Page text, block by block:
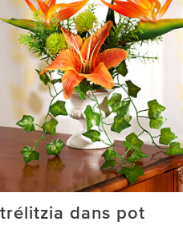
dans pot